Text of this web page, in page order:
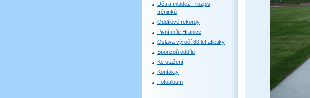
Děti a mládež - rozpis
tréninků
Oddílové rekordy
Pivní míle Hranice
Oslava výročí 80 let atletiky
Sponzoři oddílu
Ke stažení
Kontakty
Fotoalbum